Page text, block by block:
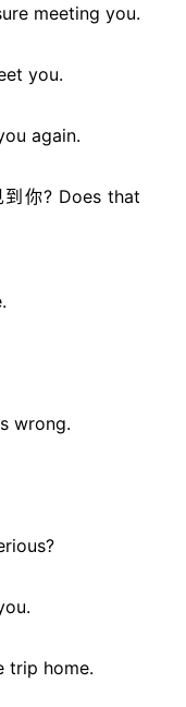
meeting you.
you.
again.
你? Does that
wrong.
trip home.